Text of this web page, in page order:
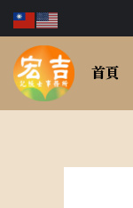
至
內
首頁